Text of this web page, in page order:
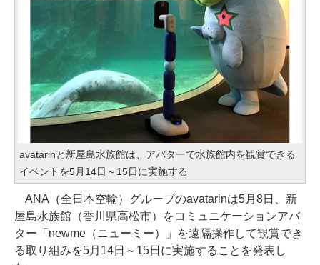
avatarinと新屋島水族館は、アバターで水族館内を観賞できる
イベントを5月14日～15日に実施する
ANA（全日本空輸）グループのavatarinは5月8日、新
屋島水族館（香川県高松市）をコミュニケーションアバ
ター「newme（ニューミー）」を遠隔操作して観賞でき
る取り組みを5月14日～15日に実施することを発表し